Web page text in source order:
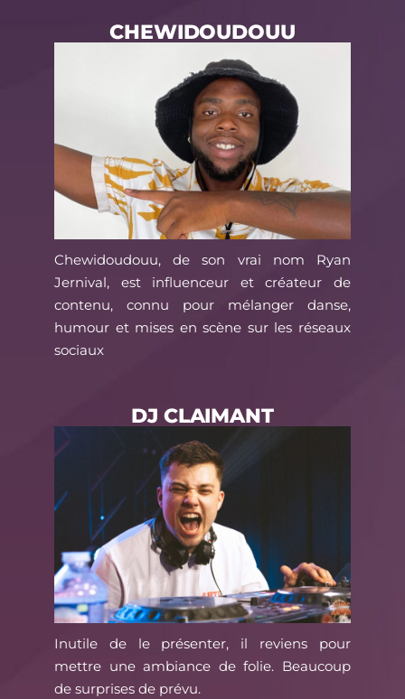
CHEWIDOUDOUU
Chewidoudouu, de son vrai nom Ryan
Jernival, est influenceur et créateur de
contenu, connu pour mélanger danse,
humour et mises en scène sur les réseaux
sociaux
DJ CLAIMANT
Inutile de le présenter, il reviens pour
mettre une ambiance de folie. Beaucoup
de surprises de prévu.